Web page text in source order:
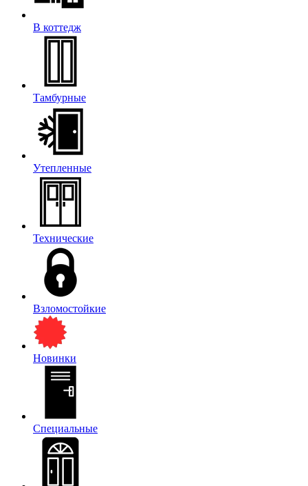
В коттедж
Тамбурные
Утепленные
Технические
Взломостойкие
Новинки
Специальные